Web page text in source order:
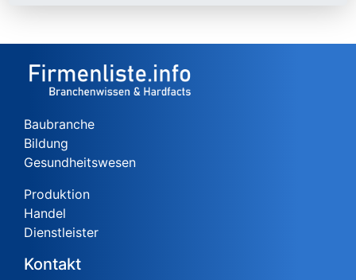
Baubranche
Bildung
Gesundheitswesen
Produktion
Handel
Dienstleister
Kontakt